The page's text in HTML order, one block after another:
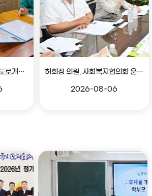
이주언 의원, 농소-강동 도로개설 민원 현장 점검
허희정 의원, 사회복지협의회 운영 관련 간담회
2026-08-06